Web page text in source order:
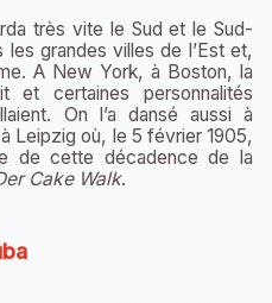
très vite le Sud et le Sud-
grandes villes de l’Est et,
A New York, à Boston, la
et certaines personnalités
On l’a dansé aussi à
Leipzig où, le 5 février 1905,
de cette décadence de la
Cake Walk.